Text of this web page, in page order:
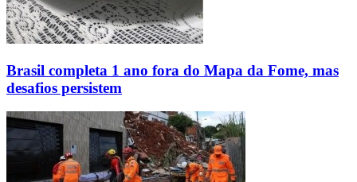
Brasil completa 1 ano fora do Mapa da Fome, mas
desafios persistem